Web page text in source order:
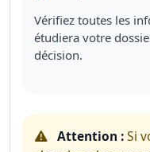
Vérifiez toutes les
étudiera votre
décision.
Attention :Si